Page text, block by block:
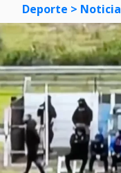
Deporte > Noticia